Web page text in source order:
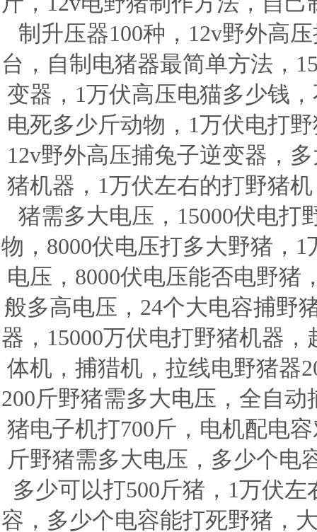
制升压器100种，12v野外高
台，自制电猪器最简单方法，
变器，1万伏高压电猫多少钱
电死多少斤动物，1万伏电打
12v野外高压捕兔子逆变器，
猪机器，1万伏左右的打野猪
猪需多大电压，15000伏电打
物，8000伏电压打多大野猪，
电压，8000伏电压能否电野猪
般多高电压，24个大电容捕野
器，15000万伏电打野猪机器
体机，捕猎机，拉线电野猪器
200斤野猪需多大电压，全自
猪电子机打700斤，电机配电
斤野猪需多大电压，多少个电
多少可以打500斤猪，1万伏
容，多少个电容能打死野猪，